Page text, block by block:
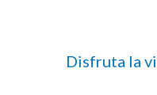
Disfruta la